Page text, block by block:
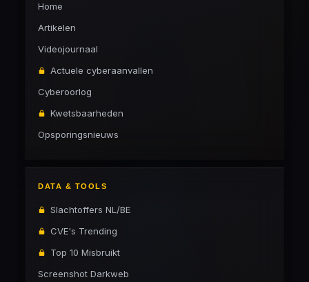
Home
Artikelen
Videojournaal
Actuele cyberaanvallen
Cyberoorlog
Kwetsbaarheden
Opsporingsnieuws
DATA & TOOLS
Slachtoffers NL/BE
CVE's Trending
Top 10 Misbruikt
Screenshot Darkweb